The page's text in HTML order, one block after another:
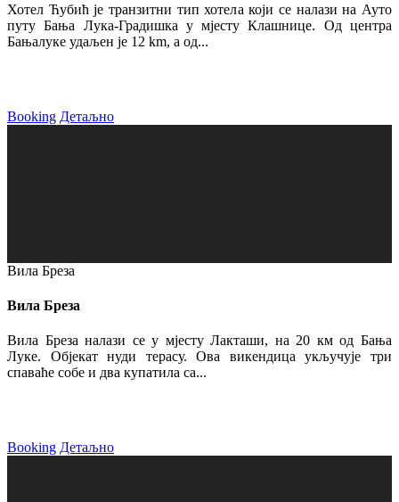
Хотел Ћубић је транзитни тип хотела који се налази на Ауто
путу Бања Лука-Градишка у мјесту Клашнице. Од центра
Бањалуке удаљен је 12 km, а од...
Booking Детаљно
Вила Бреза
Вила Бреза
Вила Бреза налази се у мјесту Лакташи, на 20 км од Бања
Луке. Објекат нуди терасу. Ова викендица укључује три
спаваће собе и два купатила са...
Booking Детаљно